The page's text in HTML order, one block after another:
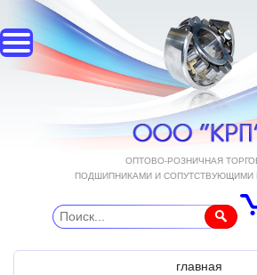
ОПТОВО-РОЗНИЧНАЯ
ПОДШИПНИКАМИ И СОПУТСТВУЮЩИМИ
главная